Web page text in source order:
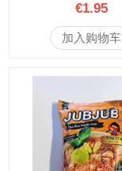
€1.95
加入购物车